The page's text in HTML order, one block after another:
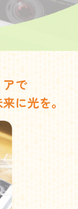
で
に光を。